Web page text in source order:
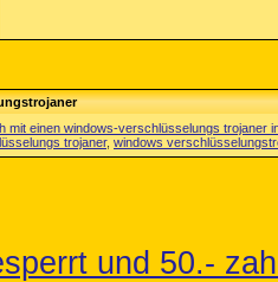
mit einen windows-verschlüsselungs trojaner
trojaner, windows
und 50.-